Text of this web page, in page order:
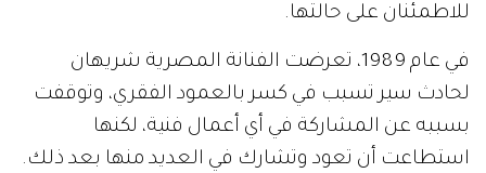
للاطمئنان على حالتها.
في عام 1989، تعرضت الفنانة المصرية شريهان
لحادث سير تسبب في كسر بالعمود الفقري، وتوقفت
بسببه عن المشاركة في أي أعمال فنية، لكنها
استطاعت أن تعود وتشارك في العديد منها بعد ذلك.